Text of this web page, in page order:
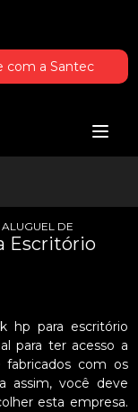
com a Santec
HP HP PARA
ALUGUEL DE
Escritório
hp para escritório
para ter acesso a
fabricados com os
assim, você deve
esta empresa.